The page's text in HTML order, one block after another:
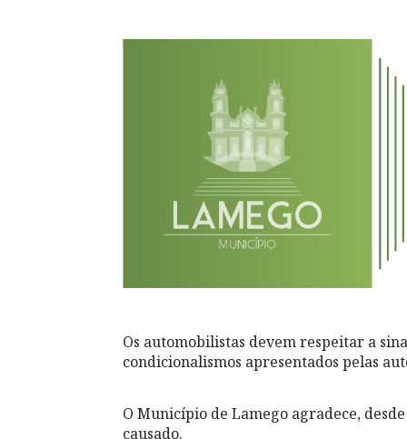
Os automobilistas devem respeitar a
condicionalismos apresentados pelas
O Município de Lamego agradece,
causado.